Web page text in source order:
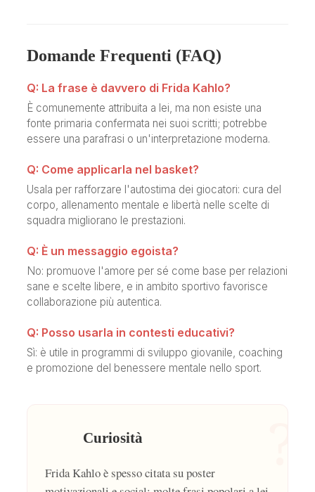
Domande Frequenti (FAQ)
Q: La frase è davvero di Frida Kahlo?
È comunemente attribuita a lei, ma non esiste una
fonte primaria confermata nei suoi scritti; potrebbe
essere una parafrasi o un'interpretazione moderna.
Q: Come applicarla nel basket?
Usala per rafforzare l'autostima dei giocatori: cura del
corpo, allenamento mentale e libertà nelle scelte di
squadra migliorano le prestazioni.
Q: È un messaggio egoista?
No: promuove l'amore per sé come base per relazioni
sane e scelte libere, e in ambito sportivo favorisce
collaborazione più autentica.
Q: Posso usarla in contesti educativi?
Sì: è utile in programmi di sviluppo giovanile, coaching
e promozione del benessere mentale nello sport.
Curiosità
Frida Kahlo è spesso citata su poster